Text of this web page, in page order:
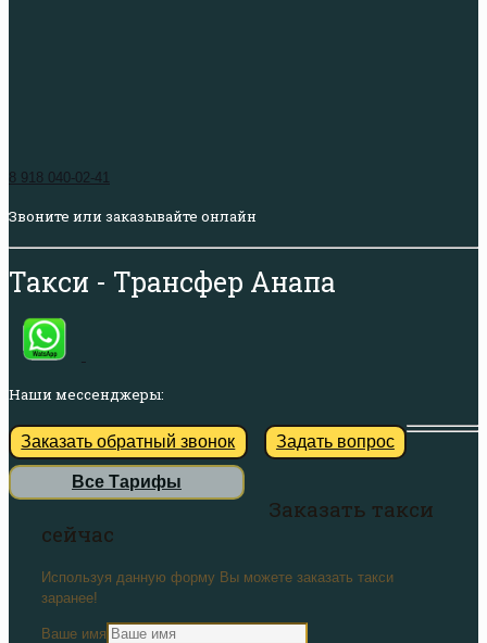
8 918 040-02-41
Звоните или заказывайте онлайн
Такси - Трансфер Анапа
Наши мессенджеры:
Заказать обратный звонок Задать вопрос
Все Тарифы
Заказать такси
сейчас
Используя данную форму Вы можете заказать такси
заранее!
Ваше имя